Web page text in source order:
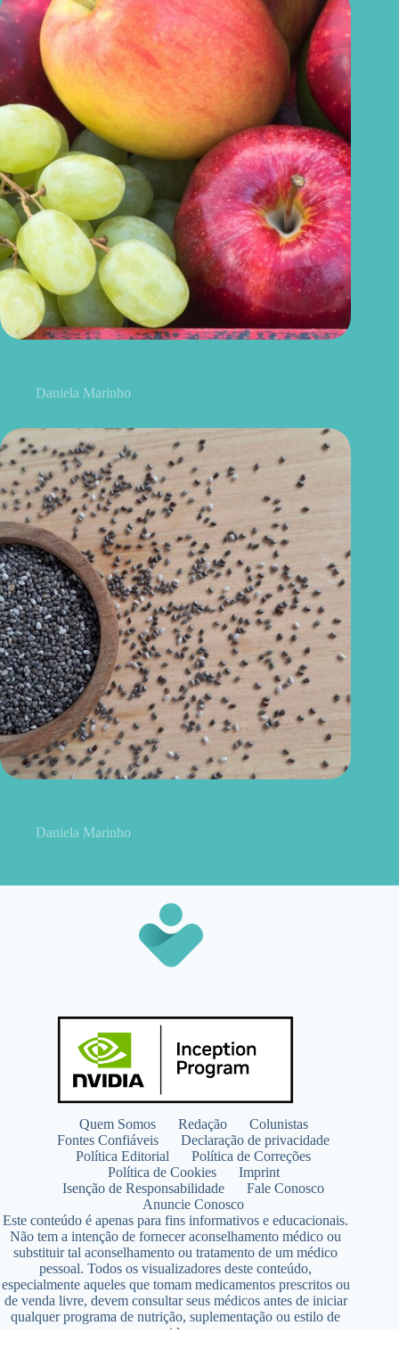
Daniela Marinho
Daniela Marinho
Quem Somos Redação
Colunistas
Fontes Confiáveis
Declaração de privacidade
Política Editorial
Política de Correções
Política de Cookies
Imprint
Isenção de Responsabilidade
Fale Conosco
Anuncie Conosco
Este conteúdo é apenas para fins informativos e educacionais.
Não tem a intenção de fornecer aconselhamento médico ou
substituir tal aconselhamento ou tratamento de um médico
pessoal. Todos os visualizadores deste conteúdo,
especialmente aqueles que tomam medicamentos prescritos ou
de venda livre, devem consultar seus médicos antes de iniciar
qualquer programa de nutrição, suplementação ou estilo de
vida.